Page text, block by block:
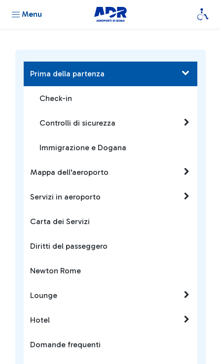
Menu
Prima della partenza
Check-in
Controlli di sicurezza
Immigrazione e Dogana
Mappa dell'aeroporto
Servizi in aeroporto
Carta dei Servizi
Diritti del passeggero
Newton Rome
Lounge
Hotel
Domande frequenti